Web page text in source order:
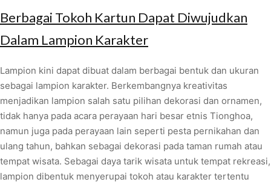
Berbagai Tokoh Kartun Dapat Diwujudkan
Dalam Lampion Karakter
Lampion kini dapat dibuat dalam berbagai bentuk dan ukuran
sebagai lampion karakter. Berkembangnya kreativitas
menjadikan lampion salah satu pilihan dekorasi dan ornamen,
tidak hanya pada acara perayaan hari besar etnis Tionghoa,
namun juga pada perayaan lain seperti pesta pernikahan dan
ulang tahun, bahkan sebagai dekorasi pada taman rumah atau
tempat wisata. Sebagai daya tarik wisata untuk tempat rekreasi,
lampion dibentuk menyerupai tokoh atau karakter tertentu